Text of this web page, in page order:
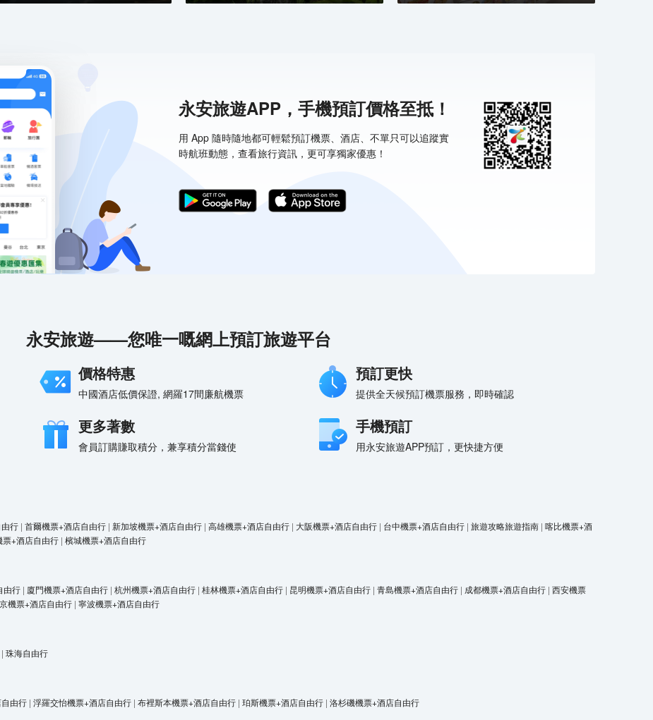
永安旅遊APP，手機預訂價格至抵！
用 App 隨時隨地都可輕鬆預訂機票、酒店、不單只可以追蹤實
時航班動態，查看旅行資訊，更可享獨家優惠！
永安旅遊——您唯一嘅網上預訂旅遊平台
價格特惠
中國酒店低價保證, 網羅17間廉航機票
預訂更快
提供全天候預訂機票服務，即時確認
更多著數
會員訂購賺取積分，兼享積分當錢使
手機預訂
用永安旅遊APP預訂，更快捷方便
行 | 首爾機票+酒店自由行 | 新加坡機票+酒店自由行 | 高雄機票+酒店自由行 | 大阪機票+酒店自由行 | 台中機票+酒店自由行 | 旅遊攻略旅遊指南 | 喀比機票+酒
票+酒店自由行 | 檳城機票+酒店自由行
由行 | 廈門機票+酒店自由行 | 杭州機票+酒店自由行 | 桂林機票+酒店自由行 | 昆明機票+酒店自由行 | 青島機票+酒店自由行 | 成都機票+酒店自由行 | 西安機票
機票+酒店自由行 | 寧波機票+酒店自由行
| 珠海自由行
由行 | 浮羅交怡機票+酒店自由行 | 布裡斯本機票+酒店自由行 | 珀斯機票+酒店自由行 | 洛杉磯機票+酒店自由行